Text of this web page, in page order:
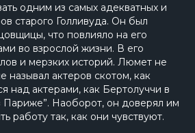
одним из самых адекватных и
старого Голливуда. Он был
что повлияло на его
во взрослой жизни. В его
и мерзких историй. Люмет не
называл актеров скотом, как
над актерами, как Бертолуччи в
Париже”. Наоборот, он доверял им
работу так, как они чувствуют.